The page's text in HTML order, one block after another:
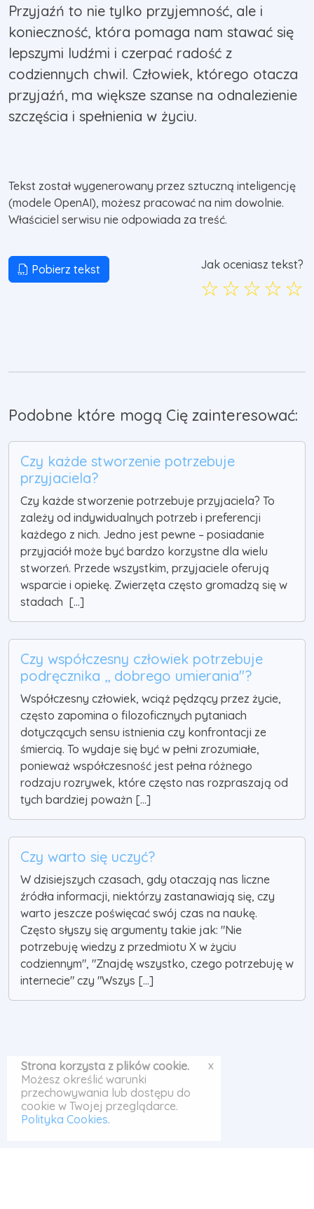
Przyjaźń to nie tylko przyjemność, ale i
konieczność, która pomaga nam stawać się
lepszymi ludźmi i czerpać radość z
codziennych chwil. Człowiek, którego otacza
przyjaźń, ma większe szanse na odnalezienie
szczęścia i spełnienia w życiu.
Tekst został wygenerowany przez sztuczną inteligencję
(modele OpenAI), możesz pracować na nim dowolnie.
Właściciel serwisu nie odpowiada za treść.
Pobierz tekst Jak oceniasz tekst?
☆
☆
☆
☆
☆
Podobne które mogą Cię zainteresować:
Czy każde stworzenie potrzebuje
przyjaciela?
Czy każde stworzenie potrzebuje przyjaciela? To
zależy od indywidualnych potrzeb i preferencji
każdego z nich. Jedno jest pewne – posiadanie
przyjaciół może być bardzo korzystne dla wielu
stworzeń. Przede wszystkim, przyjaciele oferują
wsparcie i opiekę. Zwierzęta często gromadzą się w
stadach [...]
Czy współczesny człowiek potrzebuje
podręcznika ,, dobrego umierania"?
Współczesny człowiek, wciąż pędzący przez życie,
często zapomina o filozoficznych pytaniach
dotyczących sensu istnienia czy konfrontacji ze
śmiercią. To wydaje się być w pełni zrozumiałe,
ponieważ współczesność jest pełna różnego
rodzaju rozrywek, które często nas rozpraszają od
tych bardziej poważn [...]
Czy warto się uczyć?
W dzisiejszych czasach, gdy otaczają nas liczne
źródła informacji, niektórzy zastanawiają się, czy
warto jeszcze poświęcać swój czas na naukę.
Często słyszy się argumenty takie jak: "Nie
potrzebuję wiedzy z przedmiotu X w życiu
codziennym", "Znajdę wszystko, czego potrzebuję w
internecie" czy "Wszys [...]
Strona korzysta z plików cookie.
Możesz określić warunki
przechowywania lub dostępu do
cookie w Twojej przeglądarce.
Polityka Cookies.
x